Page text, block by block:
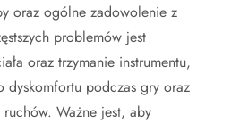
oraz ogólne zadowolenie z
problemów jest
oraz trzymanie instrumentu,
podczas gry oraz
Ważne jest, aby